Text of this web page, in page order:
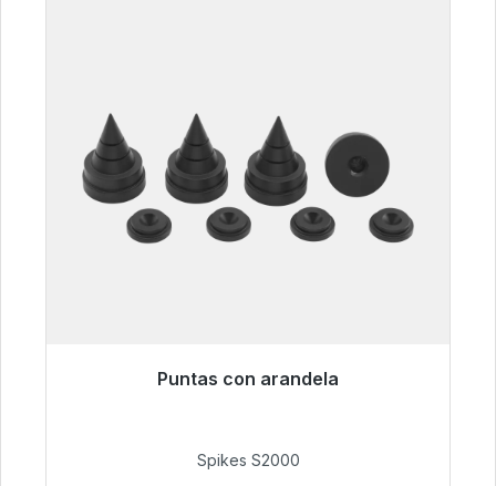
Puntas con arandela
Listo para envío inmediato, plazo de entrega
51,49 €
Spikes S2000